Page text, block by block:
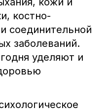
костно-
соединительной
заболеваний.
уделяют и